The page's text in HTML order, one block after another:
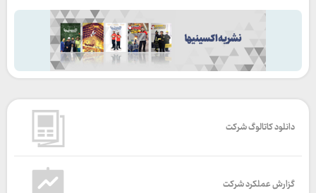
دانلود کاتالوگ شرکت
گزارش عملکرد شرکت